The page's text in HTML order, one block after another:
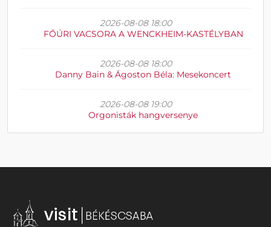
2026-08-08 18:00
FŐÚRI VACSORA A WENCKHEIM-KASTÉLYBAN
2026-08-08 18:00
Danny Bain & Ágoston Béla: Mesekoncert
2026-08-08 19:00
Orgonisták hangversenye